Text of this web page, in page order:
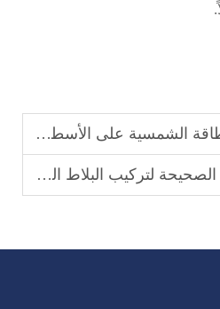
ازدهارًا متزايدًا في ظل الانتقال العالمي للطاقة؟
لتركيب البلاط الشمسي على السطح؟